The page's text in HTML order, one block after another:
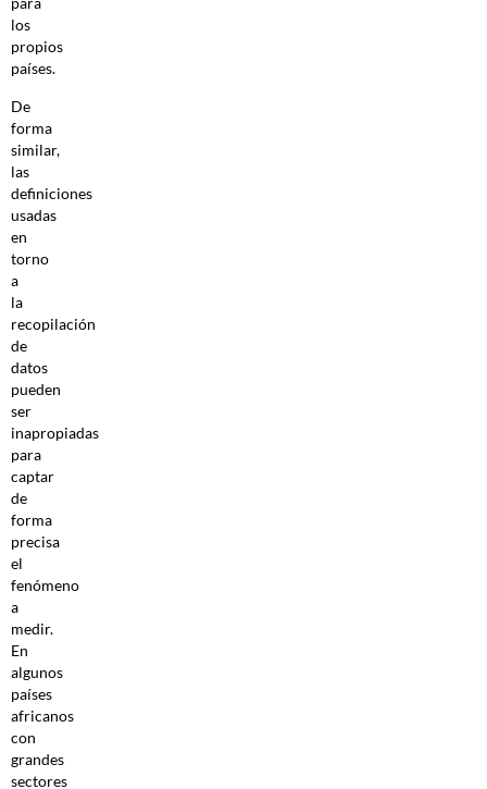
los
propios
países.
De
forma
similar,
las
definiciones
usadas
en
torno
a
la
recopilación
de
datos
pueden
ser
inapropiadas
para
captar
de
forma
precisa
el
fenómeno
a
medir.
En
algunos
países
africanos
con
grandes
sectores